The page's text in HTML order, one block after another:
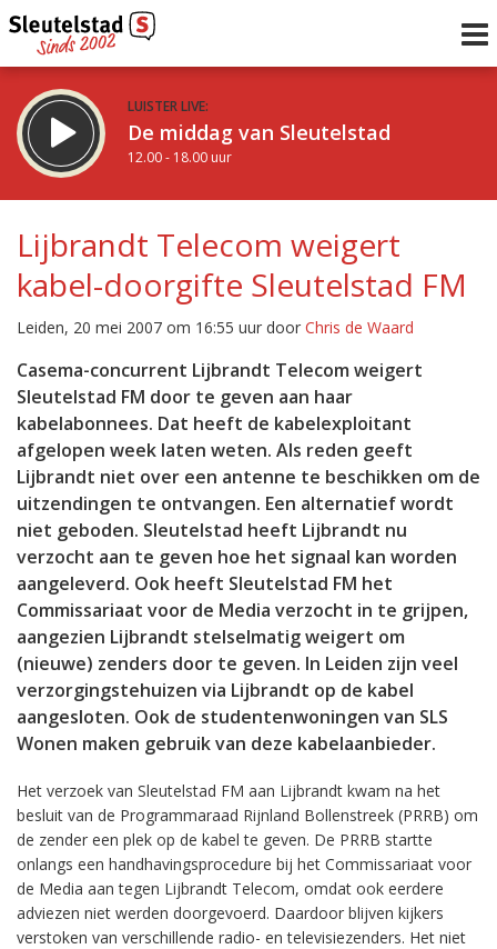
LUISTER LIVE:
De middag van Sleutelstad
12.00 - 18.00 uur
De avond van Sleutelstad
18.00 - 21.00 uur
Vorig uur
uur 1 van 0 Volgend uur
Inklappen
Lijbrandt Telecom weigert
kabel-doorgifte Sleutelstad FM
Leiden, 20 mei 2007 om 16:55 uur door Chris de Waard
Casema-concurrent Lijbrandt Telecom weigert
Sleutelstad FM door te geven aan haar
kabelabonnees. Dat heeft de kabelexploitant
afgelopen week laten weten. Als reden geeft
Lijbrandt niet over een antenne te beschikken om de
uitzendingen te ontvangen. Een alternatief wordt
niet geboden. Sleutelstad heeft Lijbrandt nu
verzocht aan te geven hoe het signaal kan worden
aangeleverd. Ook heeft Sleutelstad FM het
Commissariaat voor de Media verzocht in te grijpen,
aangezien Lijbrandt stelselmatig weigert om
(nieuwe) zenders door te geven. In Leiden zijn veel
verzorgingstehuizen via Lijbrandt op de kabel
aangesloten. Ook de studentenwoningen van SLS
Wonen maken gebruik van deze kabelaanbieder.
Het verzoek van Sleutelstad FM aan Lijbrandt kwam na het
besluit van de Programmaraad Rijnland Bollenstreek (PRRB) om
de zender een plek op de kabel te geven. De PRRB startte
onlangs een handhavingsprocedure bij het Commissariaat voor
de Media aan tegen Lijbrandt Telecom, omdat ook eerdere
adviezen niet werden doorgevoerd. Daardoor blijven kijkers
verstoken van verschillende radio- en televisiezenders. Het niet